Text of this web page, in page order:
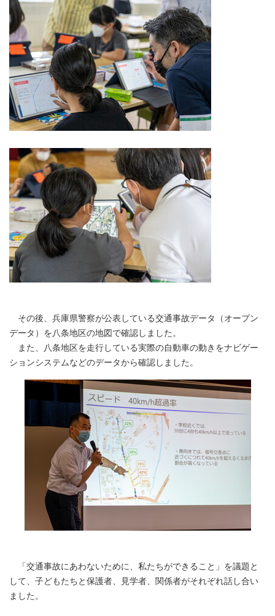
その後、兵庫県警察が公表している交通事故データ（オープン
データ）を八条地区の地図で確認しました。
また、八条地区を走行している実際の自動車の動きをナビゲー
ションシステムなどのデータから確認しました。
「交通事故にあわないために、私たちができること」を議題と
して、子どもたちと保護者、見学者、関係者がそれぞれ話し合い
ました。